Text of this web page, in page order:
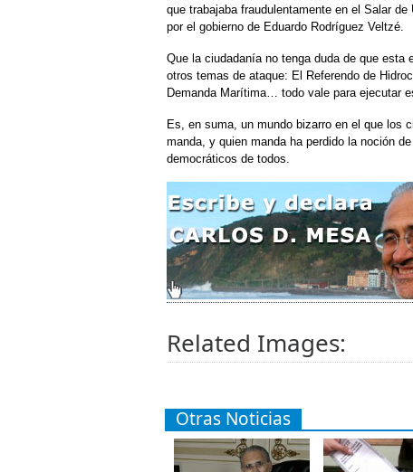
que trabajaba fraudulentamente en el Salar
por el gobierno de Eduardo Rodríguez Veltzé.
Que la ciudadanía no tenga duda de que esta
otros temas de ataque: El Referendo de
Demanda Marítima… todo vale para ejecutar
Es, en suma, un mundo bizarro en el que los
manda, y quien manda ha perdido la noción
democráticos de todos.
Related Images:
Otras Noticias